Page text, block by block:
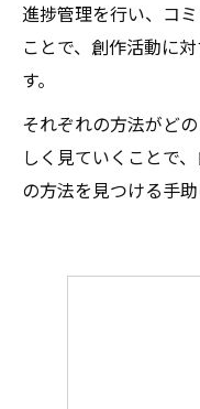
進捗管理を行い、コ
ことで、創作活動に
す。
それぞれの方法がど
しく見ていくことで
の方法を見つける手